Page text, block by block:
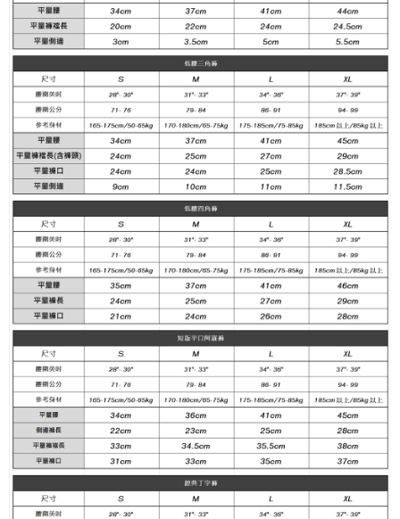
１．透過由恩沛科技股份有限公司提供之「AFTEE先享後付」服務完成之交
易，需依本服務之必要範圍內提供個人資料，並將交易相關給付款項請求債
權轉讓予恩沛科技股份有限公司。
２．關於個人資料處理事宜，請瀏覽以下網址：
https://aftee.tw/terms/#terms3
３．未成年的使用者請事先徵得法定代理人或監護人之同意方可使用
「AFTEE先享後付」，若未經同意申辦者引起之損失，本公司不負相關責
任。
４．使用「AFTEE先享後付」時，將依據個別帳號之用戶狀況，依本公司即
時審查核予不同之上限額度；若仍有額度不足之情形，本公司將視審查結果
請求用戶進行身份認證。
５．嚴禁一人註冊多個帳號或使用他人資訊註冊。若發現惡意使用之情形，
恩沛科技股份有限公司將有權停止該用戶之使用額度並採取法律行動。
每筆NT$85，滿NT$1,200(含以上)免運費
澎湖、金門、馬祖、小琉球、綠島、蘭嶼(郵局配送)
郵局快捷(隔天到貨，需先line@客服通知小編)
每筆NT$100
海外宅配 查看運費